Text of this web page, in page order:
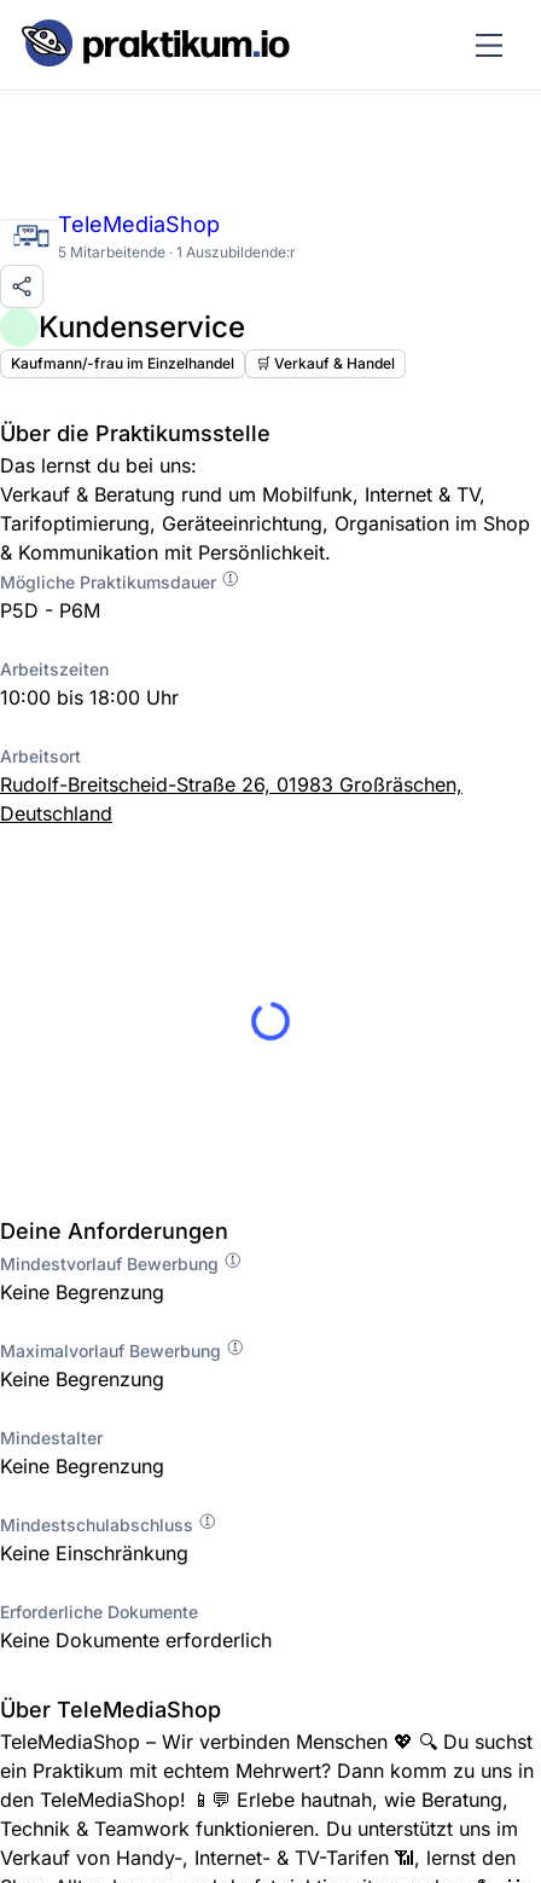
TeleMediaShop
5 Mitarbeitende · 1 Auszubildende:r
Kundenservice
Kaufmann/-frau im Einzelhandel 🛒 Verkauf & Handel
Über die Praktikumsstelle
Das lernst du bei uns:
Verkauf & Beratung rund um Mobilfunk, Internet & TV,
Tarifoptimierung, Geräteeinrichtung, Organisation im Shop
& Kommunikation mit Persönlichkeit.
Mögliche Praktikumsdauer
P5D - P6M
Arbeitszeiten
10:00 bis 18:00 Uhr
Arbeitsort
Rudolf-Breitscheid-Straße 26, 01983 Großräschen,
Deutschland
Deine Anforderungen
Mindestvorlauf Bewerbung
Keine Begrenzung
Maximalvorlauf Bewerbung
Keine Begrenzung
Mindestalter
Keine Begrenzung
Mindestschulabschluss
Keine Einschränkung
Erforderliche Dokumente
Keine Dokumente erforderlich
Über TeleMediaShop
TeleMediaShop – Wir verbinden Menschen 💖 🔍 Du suchst
ein Praktikum mit echtem Mehrwert? Dann komm zu uns in
den TeleMediaShop! 📱💬 Erlebe hautnah, wie Beratung,
Technik & Teamwork funktionieren. Du unterstützt uns im
Verkauf von Handy-, Internet- & TV-Tarifen 📶, lernst den